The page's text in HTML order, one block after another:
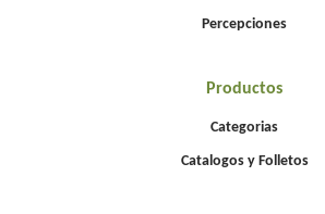
Percepciones
Productos
Categorias
Catalogos y Folletos